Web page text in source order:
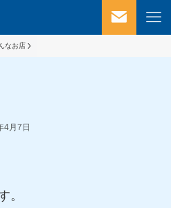
なお店
4月7日
。